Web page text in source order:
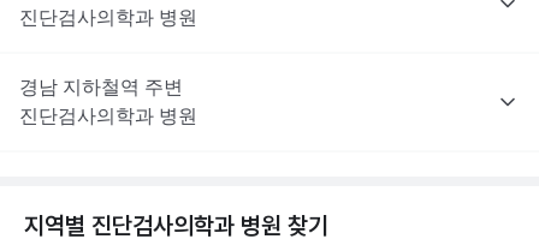
진단검사의학과 병원
경남 지하철역 주변
진단검사의학과 병원
지역별 진단검사의학과 병원 찾기